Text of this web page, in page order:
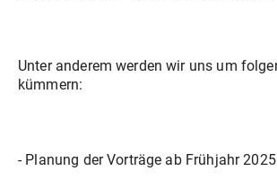
Unter anderem werden wir uns um
kümmern:
- Planung der Vorträge ab Frühjahr 2025